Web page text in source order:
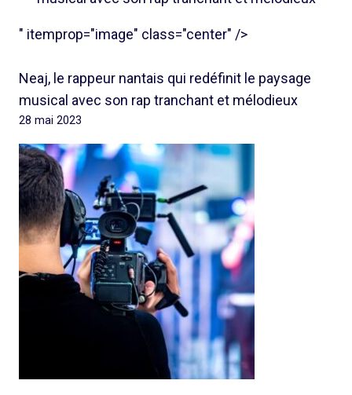
" itemprop="image" class="center" />
Neaj, le rappeur nantais qui redéfinit le paysage
musical avec son rap tranchant et mélodieux
28 mai 2023